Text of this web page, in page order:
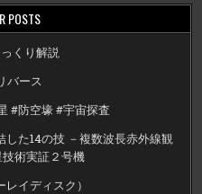
POSTS
くり解説
バース
#防空壕 #宇宙探査
た14の技 －複数波長赤外線観
術実証２号機
イディスク）